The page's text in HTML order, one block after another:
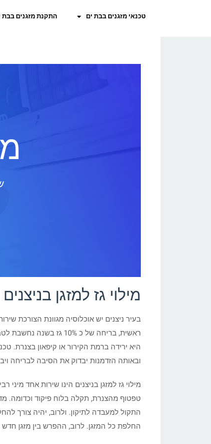
טכנאי מזגנים בבת ים התקנת מזגנים בבת
מילוי גז למזגן בניצנים
בעיר ניצנים יש אוכלוסיה מגוונת הצורכת
ראשית, בריחה של כ
היא ירידה ברמת הקירור או קיפאון בצנרת.
ובאותה הזדמנות יבדוק את הסיבה לבריחה
מילוי גז למזגן בניצנים הינו שירות אחד
טפטוף מהצנרת, תקלה בלוח פיקוד וכדומה.
התקול למעבדה לתיקון. ולרוב, יהיה צורך
החלפת כל המזגן. לרוב, ההפרש בין מזגן חדש